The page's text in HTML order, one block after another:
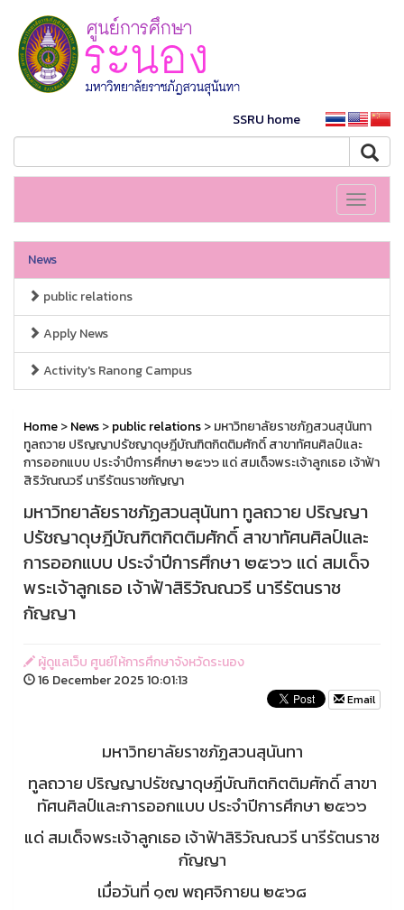
SSRU home
Toggle
News
public relations
Apply News
Activity's Ranong Campus
Home>News>public relations> มหาวิทยาลัยราชภัฏสวนสุนันทา
ทูลถวาย ปริญญาปรัชญาดุษฎีบัณฑิตกิตติมศักดิ์ สาขาทัศนศิลป์และ
การออกแบบ ประจำปีการศึกษา ๒๕๖๖ แด่ สมเด็จพระเจ้าลูกเธอ เจ้าฟ้า
สิริวัณณวรี นารีรัตนราชกัญญา
มหาวิทยาลัยราชภัฏสวนสุนันทา ทูลถวาย ปริญญา
ปรัชญาดุษฎีบัณฑิตกิตติมศักดิ์ สาขาทัศนศิลป์และ
การออกแบบ ประจำปีการศึกษา ๒๕๖๖ แด่ สมเด็จ
พระเจ้าลูกเธอ เจ้าฟ้าสิริวัณณวรี นารีรัตนราช
กัญญา
ผู้ดูแลเว็บ ศูนย์ให้การศึกษาจังหวัดระนอง
16 December 2025 10:01:13
Email
มหาวิทยาลัยราชภัฏสวนสุนันทา
ทูลถวาย ปริญญาปรัชญาดุษฎีบัณฑิตกิตติมศักดิ์ สาขา
ทัศนศิลป์และการออกแบบ ประจำปีการศึกษา ๒๕๖๖
แด่ สมเด็จพระเจ้าลูกเธอ เจ้าฟ้าสิริวัณณวรี นารีรัตนราช
กัญญา
เมื่อวันที่ ๑๗ พฤศจิกายน ๒๕๖๘